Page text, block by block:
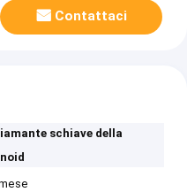
Contattaci
schiave della